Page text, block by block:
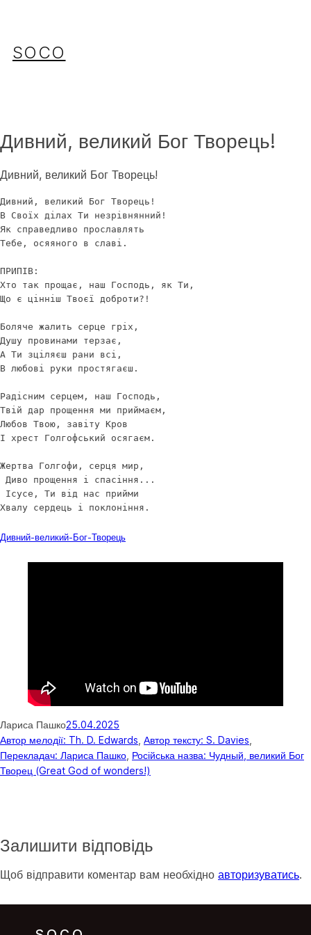
SOCO
Дивний, великий Бог Творець!
Дивний, великий Бог Творець!
Дивний, великий Бог Творець!
В Своїх ділах Ти незрівнянний!
Як справедливо прославлять
Тебе, осяяного в славі.
ПРИПІВ:
Хто так прощає, наш Господь, як Ти,
Що є цінніш Твоєї доброти?!
Боляче жалить серце гріх,
Душу провинами терзає,
А Ти зціляєш рани всі,
В любові руки простягаєш.
Радісним серцем, наш Господь,
Твій дар прощення ми приймаєм,
Любов Твою, завіту Кров
І хрест Голгофський осягаєм.
Жертва Голгофи, серця мир,
Хвалу сердець і поклоніння.
Дивний-великий-Бог-Творець
Лариса Пашко25.04.2025
Автор мелодії: Th. D. Edwards Автор тексту: S. Davies
Перекладач: Лариса Пашко Російська назва: Чудный, великий Бог
Творец (Great God of wonders!)
Залишити відповідь
Щоб відправити коментар вам необхідно авторизуватись.